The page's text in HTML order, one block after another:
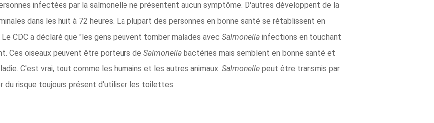
infectées par la salmonelle ne présentent aucun symptôme. D'autres développent de la
dans les huit à 72 heures. La plupart des personnes en bonne santé se rétablissent en
CDC a déclaré que "les gens peuvent tomber malades avec Salmonella infections en touchant
Ces oiseaux peuvent être porteurs de Salmonella bactéries mais semblent en bonne santé et
C'est vrai, tout comme les humains et les autres animaux. Salmonelle peut être transmis par
du risque toujours présent d'utiliser les toilettes.